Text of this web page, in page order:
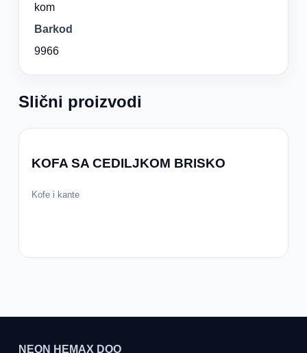
kom
Barkod
9966
Slični proizvodi
KOFA SA CEDILJKOM BRISKO
Kofe i kante
NEON HEMAX DOO